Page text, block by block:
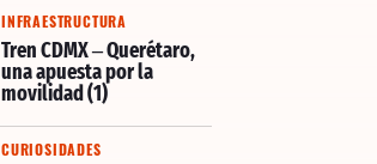
INFRAESTRUCTURA
Tren CDMX – Querétaro,
una apuesta por la
movilidad (1)
CURIOSIDADES